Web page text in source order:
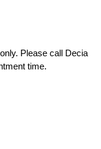
Please call Decia
time.